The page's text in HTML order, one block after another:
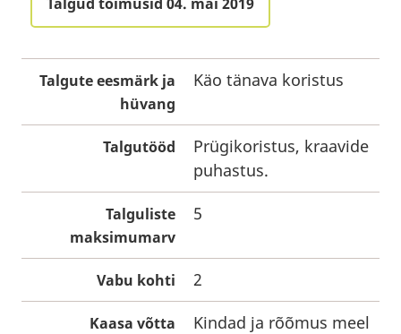
Talgute eesmärk ja
hüvang
Käo tänava koristus
Talgutööd
Prügikoristus, kraavide
puhastus.
Talguliste
maksimumarv
5
Vabu kohti 2
Kaasa võtta Kindad ja rõõmus meel